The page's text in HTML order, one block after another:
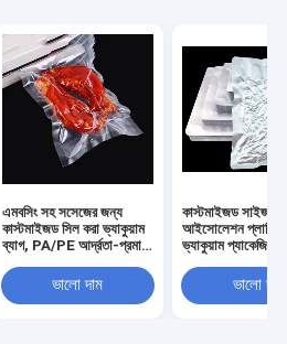
এমবসিং সহ সসেজের জন্য
কাস্টমাইজড সিল করা ভ্যাকুয়াম
ব্যাগ, PA/PE আর্দ্রতা-প্রমাণ
এবং ফুড ব্যাগভালো দাম
কাস্টমাইজড সাইজ
আইসোলেশন
ভ্যাকুয়াম প্যাকেজিং
disposable
জীবন
ভালো দাম